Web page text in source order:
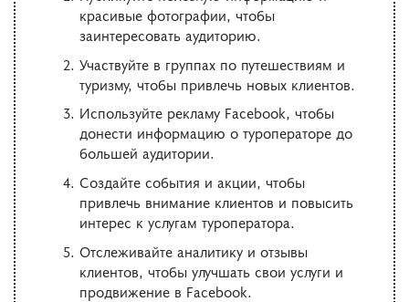
красивые фотографии, чтобы
заинтересовать аудиторию.
Участвуйте в группах по путешествиям и
туризму, чтобы привлечь новых клиентов.
Используйте рекламу Facebook, чтобы
донести информацию о туроператоре до
большей аудитории.
Создайте события и акции, чтобы
привлечь внимание клиентов и повысить
интерес к услугам туроператора.
Отслеживайте аналитику и отзывы
клиентов, чтобы улучшать свои услуги и
продвижение в Facebook.